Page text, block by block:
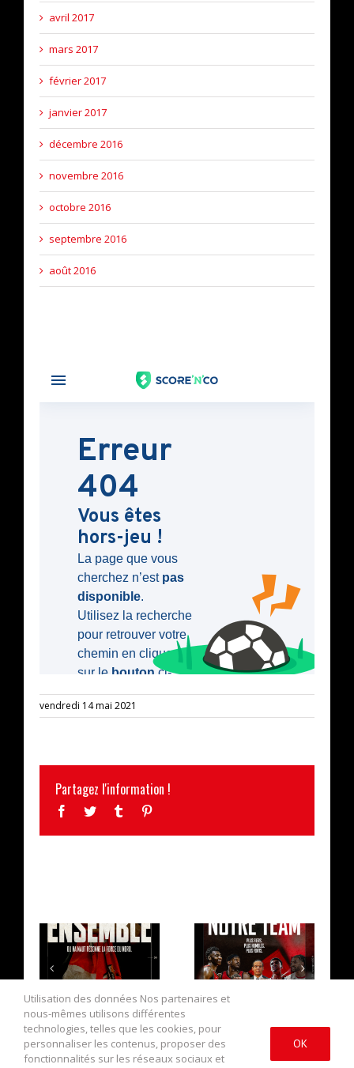
avril 2017
mars 2017
février 2017
janvier 2017
décembre 2016
novembre 2016
octobre 2016
septembre 2016
août 2016
vendredi 14 mai 2021
Partagez l'information !
Facebook
Twitter Tumblr
LA CAMPAGNE
EST OUVERTE !
L’EFFECTIF
COMPLET !
Utilisation des données Nos partenaires et
nous-mêmes utilisons différentes
technologies, telles que les cookies, pour
personnaliser les contenus, proposer des
fonctionnalités sur les réseaux sociaux et
OK